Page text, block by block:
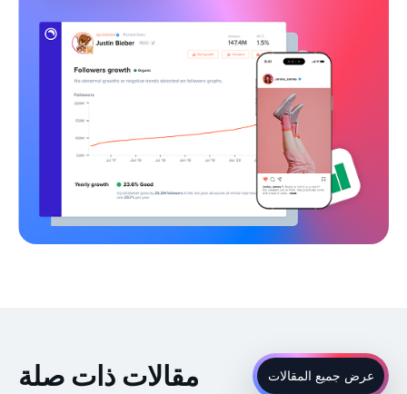
مقالات ذات صلة عرض جميع المقالات